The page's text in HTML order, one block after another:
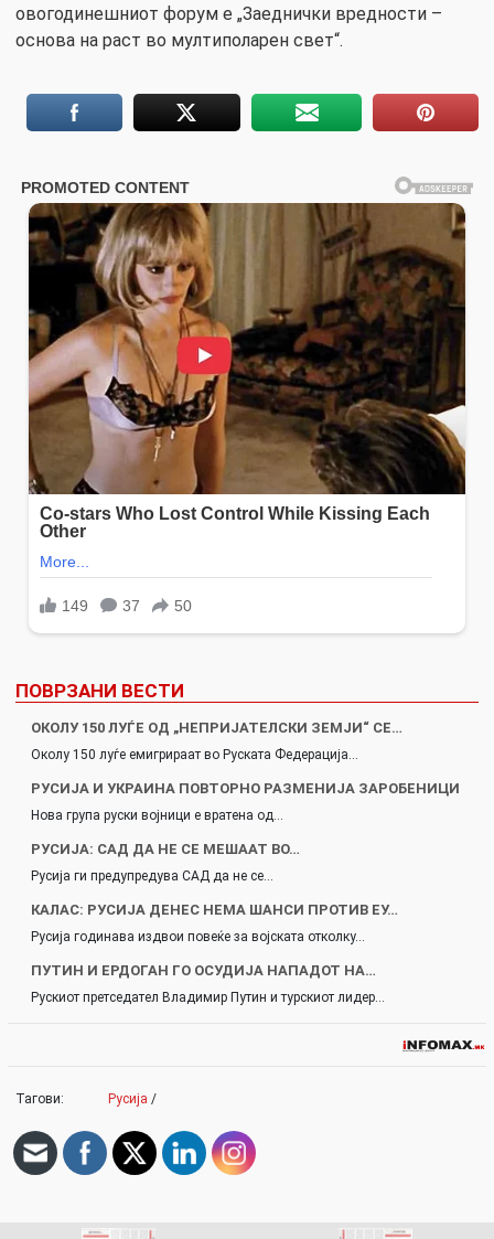
овогодинешниот форум е „Заеднички вредности –
основа на раст во мултиполарен свет“.
ПОВРЗАНИ ВЕСТИ
ОКОЛУ 150 ЛУЃЕ ОД „НЕПРИЈАТЕЛСКИ ЗЕМЈИ“ СЕ…
Околу 150 луѓе емигрираат во Руската Федерација…
РУСИЈА И УКРАИНА ПОВТОРНО РАЗМЕНИЈА ЗАРОБЕНИЦИ
Нова група руски војници е вратена од…
РУСИЈА: САД ДА НЕ СЕ МЕШААТ ВО…
Русија ги предупредува САД да не се…
КАЛАС: РУСИЈА ДЕНЕС НЕМА ШАНСИ ПРОТИВ ЕУ…
Русија годинава издвои повеќе за војската отколку…
ПУТИН И ЕРДОГАН ГО ОСУДИЈА НАПАДОТ НА…
Рускиот претседател Владимир Путин и турскиот лидер…
Тагови: Русија /